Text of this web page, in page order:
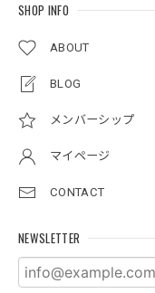
SHOP INFO
ABOUT
BLOG
メンバーシップ
マイページ
CONTACT
NEWSLETTER